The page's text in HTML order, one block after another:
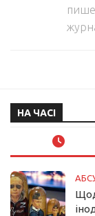
пише
НА ЧАСІ